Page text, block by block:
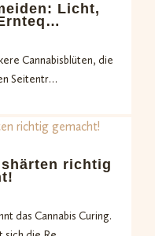
Licht,
Cannabisblüten, die
Seitentr…
richtig
das Cannabis Curing.